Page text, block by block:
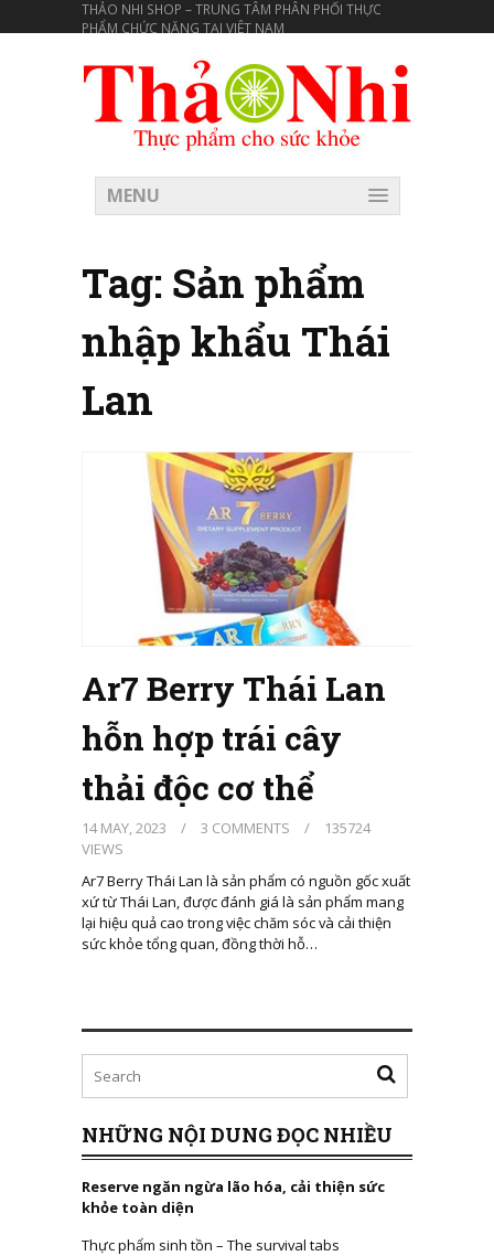
THẢO NHI SHOP – TRUNG TÂM PHÂN PHỐI THỰC
PHẨM CHỨC NĂNG TẠI VIÊT NAM
MENU
Tag: Sản phẩm
nhập khẩu Thái
Lan
Ar7 Berry Thái Lan
hỗn hợp trái cây
thải độc cơ thể
14 MAY, 2023 / 3 COMMENTS /
135724
VIEWS
Ar7 Berry Thái Lan là sản phẩm có nguồn gốc xuất
xứ từ Thái Lan, được đánh giá là sản phẩm mang
lại hiệu quả cao trong việc chăm sóc và cải thiện
sức khỏe tổng quan, đồng thời hỗ…
NHỮNG NỘI DUNG ĐỌC NHIỀU
Reserve ngăn ngừa lão hóa, cải thiện sức
khỏe toàn diện
Thực phẩm sinh tồn – The survival tabs